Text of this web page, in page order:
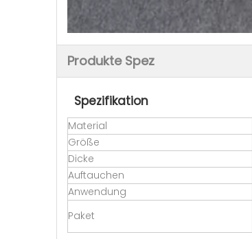
Produkte Spez
Spezifikation
Material
Größe
Dicke
Auftauchen
Anwendung
Paket